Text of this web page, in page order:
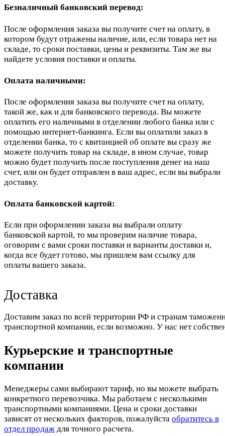
Безналичный банковский перевод:
После оформления заказа вы получите счет на оплату, в
котором будут отражены наличие, или, если товара нет на
складе, то сроки поставки, цены и реквизиты. Там же вы
найдете условия поставки и оплаты.
Оплата наличными:
После оформления заказа вы получите счет на оплату,
такой же, как и для банковского перевода. Вы можете
оплатить его наличными в отделении любого банка или с
помощью интернет-банкинга. Если вы оплатили заказ в
отделении банка, то с квитанцией об оплате вы сразу же
можете получить товар на складе, в ином случае, товар
можно будет получить после поступления денег на наш
счет, или он будет отправлен в ваш адрес, если вы выбрали
доставку.
Оплата банковской картой:
Если при оформлении заказа вы выбрали оплату
банковской картой, то мы проверим наличие товара,
оговорим с вами сроки поставки и варианты доставки и,
когда все будет готово, мы пришлем вам ссылку для
оплаты вашего заказа.
Доставка
Доставим заказ по всей территории РФ и странам
транспортной компании, если возможно. У нас нет
Курьерские и транспортные
компании
Менеджеры сами выбирают тариф, но вы можете выбрать
конкретного перевозчика. Мы работаем с несколькими
транспортными компаниями. Цена и сроки доставки
зависят от нескольких факторов, пожалуйста обратитесь в
отдел продаж для точного расчета.